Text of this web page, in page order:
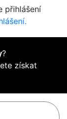
přihlášení
?
získat